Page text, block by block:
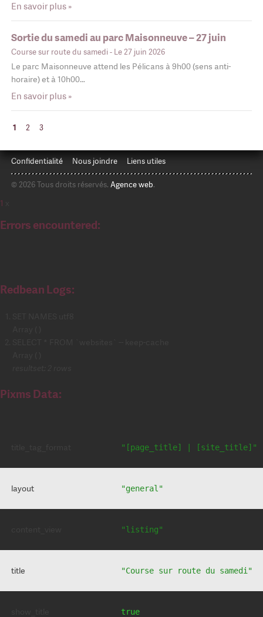
En savoir plus »
Sortie du samedi au parc Maisonneuve – 27 juin
Course sur route du samedi- Le 27 juin 2026
Le parc Maisonneuve attend les Pélicans à 9h00 (sens anti-
horaire) et à 10h00…
En savoir plus »
1 2 3
Confidentialité Nous joindre Liens utiles
© 2026 Tous droits réservés. Agence web.
1
Errors encountered:
Redbean Logs:
Pixms Data:
"[page_title] | [site_title]"
layout "general"
"listing"
title "Course sur route du samedi"
true